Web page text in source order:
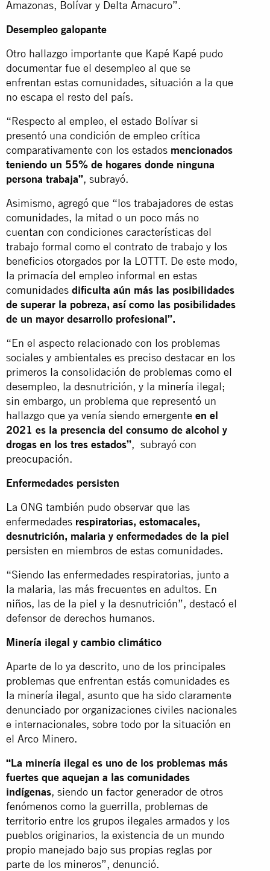
Amazonas, Bolívar y Delta Amacuro”.
Desempleo galopante
Otro hallazgo importante que Kapé Kapé pudo
documentar fue el desempleo al que se
enfrentan estas comunidades, situación a la que
no escapa el resto del país.
“Respecto al empleo, el estado Bolívar si
presentó una condición de empleo crítica
comparativamente con los estados mencionados
teniendo un 55% de hogares donde ninguna
persona trabaja”, subrayó.
Asimismo, agregó que “los trabajadores de estas
comunidades, la mitad o un poco más no
cuentan con condiciones características del
trabajo formal como el contrato de trabajo y los
beneficios otorgados por la LOTTT. De este modo,
la primacía del empleo informal en estas
comunidades dificulta aún más las posibilidades
de superar la pobreza, así como las posibilidades
de un mayor desarrollo profesional”.
“En el aspecto relacionado con los problemas
sociales y ambientales es preciso destacar en los
primeros la consolidación de problemas como el
desempleo, la desnutrición, y la minería ilegal;
sin embargo, un problema que representó un
hallazgo que ya venía siendo emergente en el
2021 es la presencia del consumo de alcohol y
drogas en los tres estados”, subrayó con
preocupación.
Enfermedades persisten
La ONG también pudo observar que las
enfermedades respiratorias, estomacales,
desnutrición, malaria y enfermedades de la piel
persisten en miembros de estas comunidades.
“Siendo las enfermedades respiratorias, junto a
la malaria, las más frecuentes en adultos. En
niños, las de la piel y la desnutrición”, destacó el
defensor de derechos humanos.
Minería ilegal y cambio climático
Aparte de lo ya descrito, uno de los principales
problemas que enfrentan estás comunidades es
la minería ilegal, asunto que ha sido claramente
denunciado por organizaciones civiles nacionales
e internacionales, sobre todo por la situación en
el Arco Minero.
“La minería ilegal es uno de los problemas más
fuertes que aquejan a las comunidades
indígenas, siendo un factor generador de otros
fenómenos como la guerrilla, problemas de
territorio entre los grupos ilegales armados y los
pueblos originarios, la existencia de un mundo
propio manejado bajo sus propias reglas por
parte de los mineros”, denunció.